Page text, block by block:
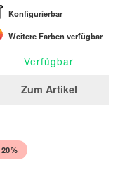
Konfigurierbar
Weitere Farben verfügbar
Verfügbar
Zum Artikel